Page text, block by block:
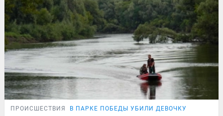
ПРОИСШЕСТВИЯ В ПАРКЕ ПОБЕДЫ УБИЛИ ДЕВОЧКУ